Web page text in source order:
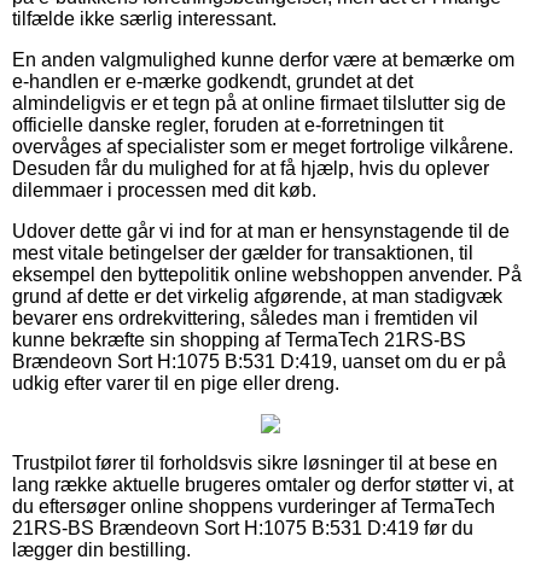
tilfælde ikke særlig interessant.
En anden valgmulighed kunne derfor være at bemærke om
e-handlen er e-mærke godkendt, grundet at det
almindeligvis er et tegn på at online firmaet tilslutter sig de
officielle danske regler, foruden at e-forretningen tit
overvåges af specialister som er meget fortrolige vilkårene.
Desuden får du mulighed for at få hjælp, hvis du oplever
dilemmaer i processen med dit køb.
Udover dette går vi ind for at man er hensynstagende til de
mest vitale betingelser der gælder for transaktionen, til
eksempel den byttepolitik online webshoppen anvender. På
grund af dette er det virkelig afgørende, at man stadigvæk
bevarer ens ordrekvittering, således man i fremtiden vil
kunne bekræfte sin shopping af TermaTech 21RS-BS
Brændeovn Sort H:1075 B:531 D:419, uanset om du er på
udkig efter varer til en pige eller dreng.
Trustpilot fører til forholdsvis sikre løsninger til at bese en
lang række aktuelle brugeres omtaler og derfor støtter vi, at
du eftersøger online shoppens vurderinger af TermaTech
21RS-BS Brændeovn Sort H:1075 B:531 D:419 før du
lægger din bestilling.